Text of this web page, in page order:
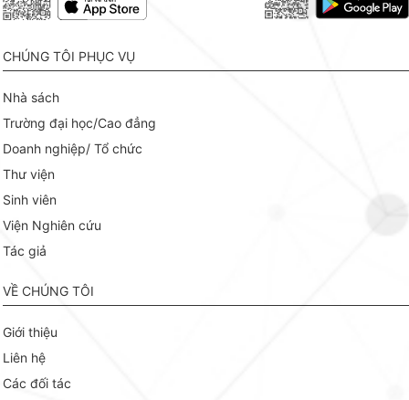
CHÚNG TÔI PHỤC VỤ
Nhà sách
Trường đại học/Cao đẳng
Doanh nghiệp/ Tổ chức
Thư viện
Sinh viên
Viện Nghiên cứu
Tác giả
VỀ CHÚNG TÔI
Giới thiệu
Liên hệ
Các đối tác